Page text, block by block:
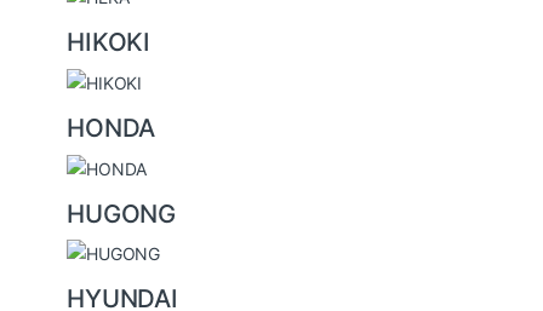
HIKOKI
HONDA
HUGONG
HYUNDAI